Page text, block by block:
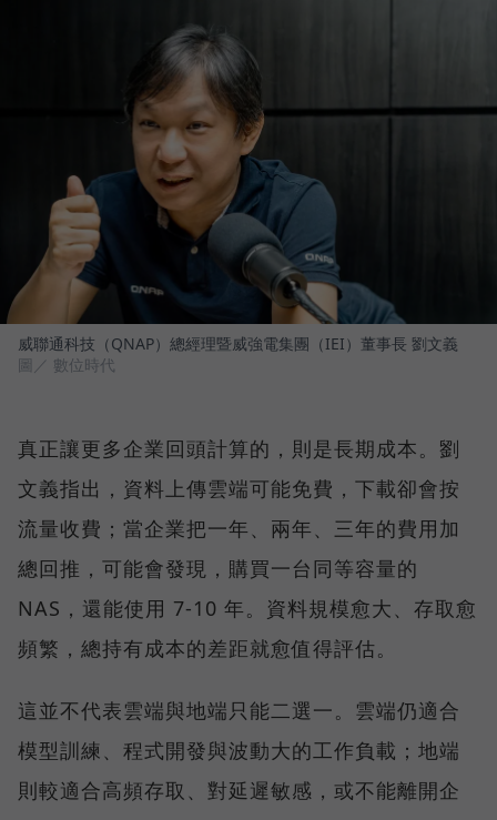
威聯通科技（QNAP）總經理暨威強電集團（IEI）董事長 劉文義
圖／ 數位時代
真正讓更多企業回頭計算的，則是長期成本。劉
文義指出，資料上傳雲端可能免費，下載卻會按
流量收費；當企業把一年、兩年、三年的費用加
總回推，可能會發現，購買一台同等容量的
NAS，還能使用 7-10 年。資料規模愈大、存取愈
頻繁，總持有成本的差距就愈值得評估。
這並不代表雲端與地端只能二選一。雲端仍適合
模型訓練、程式開發與波動大的工作負載；地端
則較適合高頻存取、對延遲敏感，或不能離開企